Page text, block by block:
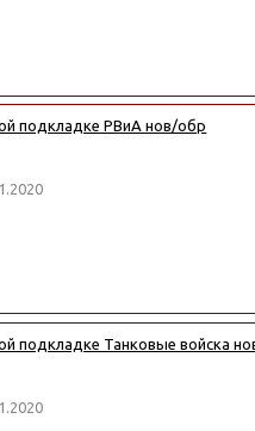
подкладке РВиА нов/обр
подкладке Танковые войска